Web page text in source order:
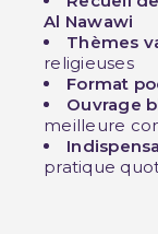
Al Nawawi
Thèmes
religieuses
Format
Ouvrage
meilleure
pratique